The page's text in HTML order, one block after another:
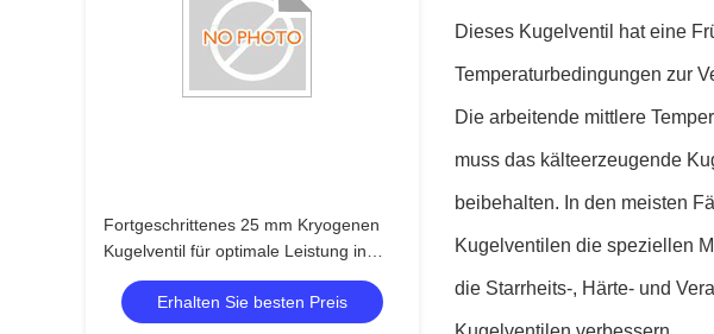
Fortgeschrittenes 25 mm Kryogenen
Kugelventil für optimale Leistung in
Niedertemperaturumgebungen
Erhalten Sie besten Preis
Dieses Kugelventil hat eine
Temperaturbedingungen zur
Die arbeitende mittlere
muss das kälteerzeugende
beibehalten. In den meisten
Kugelventilen die speziellen
die Starrheits-, Härte- und